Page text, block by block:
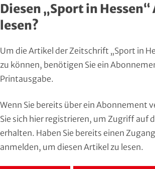
Diesen „Sport in
lesen?
Um die Artikel der Zeitschrift „Sport in
zu können, benötigen Sie ein
Printausgabe.
Wenn Sie bereits über ein Abonnement
Sie sich hier registrieren, um Zugriff auf
erhalten. Haben Sie bereits einen
anmelden, um diesen Artikel zu lesen.
Frankfurt
Gießen
Groß-Gerau
Hochtaunus
American Football
Badminton
Bahnengolf
Basketball
DJK
DSLV
Deutscher Verband für Freikörperkultur
Hochschulsport
Registrierung